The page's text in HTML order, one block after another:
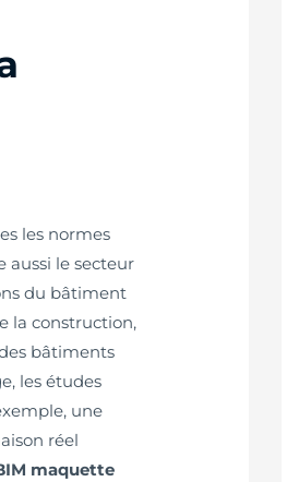
les normes
aussi le secteur
du bâtiment
la construction,
bâtiments
les études
une
réel
maquette